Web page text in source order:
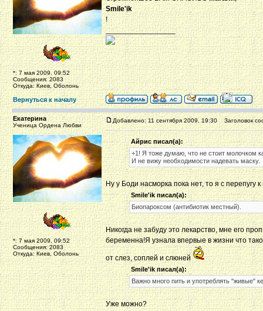
*: 7 мая 2009, 09:52
Сообщения: 2083
Откуда: Киев, Оболонь
Smile'ik
!
_________________
Вернуться к началу
Екатерина
Ученица Ордена Любви
*: 7 мая 2009, 09:52
Сообщения: 2083
Откуда: Киев, Оболонь
Добавлено: 11 сентября 2009, 19:30 Заголовок
Айрис писал(а):
+1! Я тоже думаю, что не стоит молочком
И не вижу необходимости надевать маску.
Ну у Боди насморка пока нет, то я с перепугу
Smile'ik писал(а):
Биопароксом (антибиотик местный).
Никогда не забуду это лекарство, мне его
беременна!Я узнала впервые в жизни что
от слез, соплей и слюней
Smile'ik писал(а):
Важно много пить и употреблять "живые"
Уже можно?